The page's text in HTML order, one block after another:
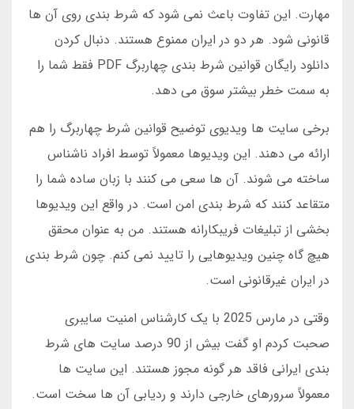
مهارت. این تفاوت باعث نمی شود که شرط بندی روی آن ها
قانونی شود. هر دو در ایران ممنوع هستند. دنبال کردن
دانلود رایگان قوانین شرط بندی چهاربرگ PDF فقط شما را
به سمت خطر بیشتر سوق می دهد.
برخی سایت ها ویدیوی توضیح قوانین شرط چهاربرگ را هم
ارائه می دهند. این ویدیوها معمولاً توسط افراد ناشناس
ساخته می شوند. آن ها سعی می کنند با زبان ساده شما را
متقاعد کنند که شرط بندی امن است. در واقع این ویدیوها
بخشی از تبلیغات فریبکارانه هستند. من به عنوان محقق
هیچ گاه چنین ویدیوهایی را تایید نمی کنم. چون شرط بندی
در ایران غیرقانونی است.
وقتی در مارس 2025 با یک کارشناس امنیت سایبری
صحبت کردم او گفت بیش از 90 درصد سایت های شرط
بندی ایرانی فاقد هر گونه مجوز هستند. این سایت ها
معمولاً سرورهای خارجی دارند و ردیابی آن ها سخت است.